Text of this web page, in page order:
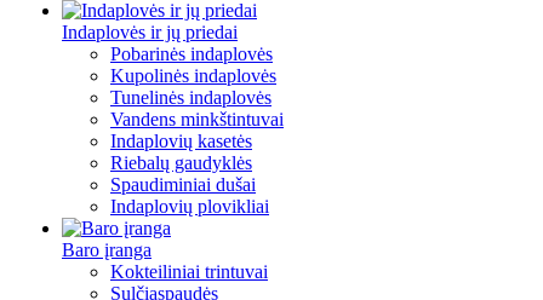
Indaplovės ir jų priedai
Pobarinės indaplovės
Kupolinės indaplovės
Tunelinės indaplovės
Vandens minkštintuvai
Indaplovių kasetės
Riebalų gaudyklės
Spaudiminiai dušai
Indaplovių plovikliai
Baro įranga
Kokteiliniai trintuvai
Sulčiaspaudės